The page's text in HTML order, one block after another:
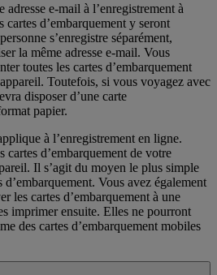
e-mail à l’enregistrement à
cartes d’embarquement y seront
s’enregistre séparément,
la même adresse e-mail. Vous
toutes les cartes d’embarquement
Toutefois, si vous voyagez avec
disposer d’une carte
papier.
à l’enregistrement en ligne.
cartes d’embarquement de votre
Il s’agit du moyen le plus simple
Vous avez également
les cartes d’embarquement à une
imprimer ensuite. Elles ne pourront
des cartes d’embarquement mobiles